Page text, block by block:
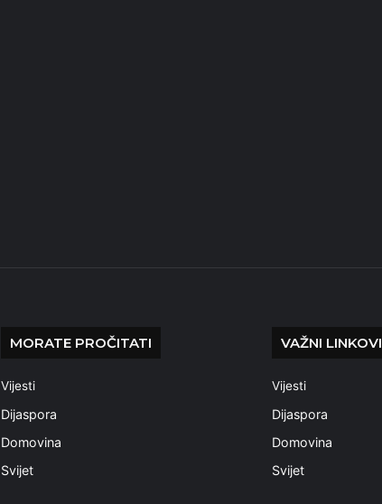
MORATE PROČITATI
Vijesti
Dijaspora
Domovina
Svijet
VAŽNI LINKOVI
Vijesti
Dijaspora
Domovina
Svijet